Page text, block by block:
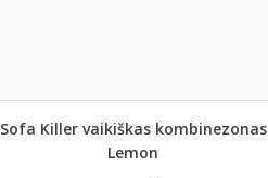
Sofa Killer vaikiškas kombinezonas
Lemon